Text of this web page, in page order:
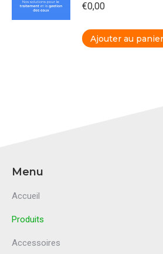
€0,00
Ajouter au panier
Menu
Accueil
Produits
Accessoires